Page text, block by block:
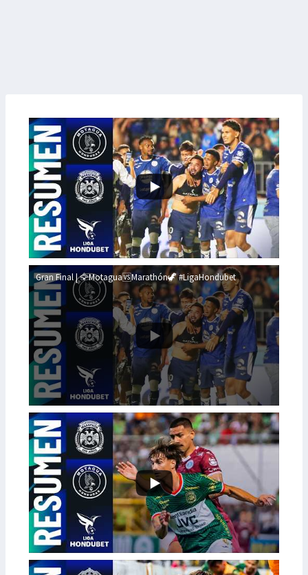
Gran Final | 🦅Motagua🆚Marathón🦖 #LigaHondubet